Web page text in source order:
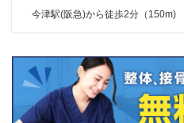
今津駅(阪急)から徒歩2分（150m)